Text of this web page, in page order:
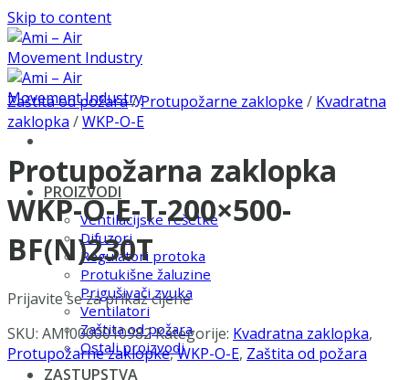
Skip to content
PROIZVODI
Ventilacijske rešetke
Difuzori
Regulatori protoka
Protukišne žaluzine
Prigušivači zvuka
Ventilatori
Zaštita od požara
Ostali proizvodi
ZASTUPSTVA
Zaštita od požara/Protupožarne zaklopke / Kvadratna
zaklopka /WKP-O-E
Protupožarna zaklopka
WKP-O-E-T-200×500-
BF(N)230T
Prijavite se za prikaz cijene
SKU: AMI0000010982Kategorije: Kvadratna zaklopka,
Protupožarne zaklopke,WKP-O-E, Zaštita od požara